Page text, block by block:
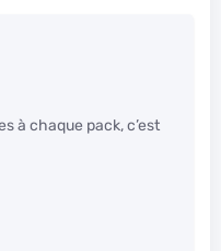
à chaque pack, c’est